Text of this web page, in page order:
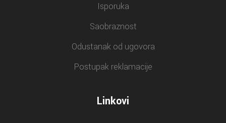
Isporuka
Saobraznost
Odustanak od ugovora
Postupak reklamacije
Linkovi